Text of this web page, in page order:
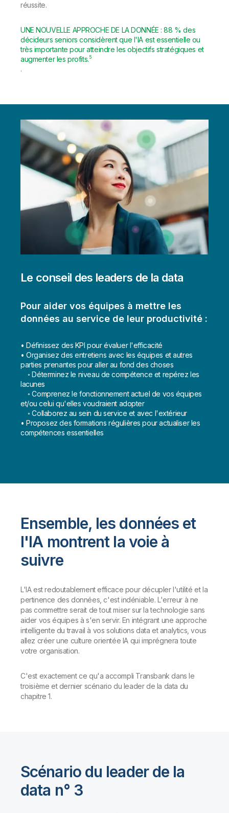
réussite.
UNE NOUVELLE APPROCHE DE LA DONNÉE : 88 % des
décideurs seniors considèrent que l'IA est essentielle ou
très importante pour atteindre les objectifs stratégiques et
augmenter les profits. 5
.
Le conseil des leaders de la data
Pour aider vos équipes à mettre les
données au service de leur productivité :
• Définissez des KPI pour évaluer l'efficacité
• Organisez des entretiens avec les équipes et autres
parties prenantes pour aller au fond des choses
◦ Déterminez le niveau de compétence et repérez les
lacunes
◦ Comprenez le fonctionnement actuel de vos équipes
et/ou celui qu'elles voudraient adopter
◦ Collaborez au sein du service et avec l'extérieur
• Proposez des formations régulières pour actualiser les
compétences essentielles
Ensemble, les données et
l'IA montrent la voie à
suivre
L'IA est redoutablement efficace pour décupler l'utilité et la
pertinence des données, c'est indéniable. L'erreur à ne
pas commettre serait de tout miser sur la technologie sans
aider vos équipes à s'en servir. En intégrant une approche
intelligente du travail à vos solutions data et analytics, vous
allez créer une culture orientée IA qui imprégnera toute
votre organisation.
C'est exactement ce qu'a accompli Transbank dans le
troisième et dernier scénario du leader de la data du
chapitre 1.
Scénario du leader de la
data n° 3